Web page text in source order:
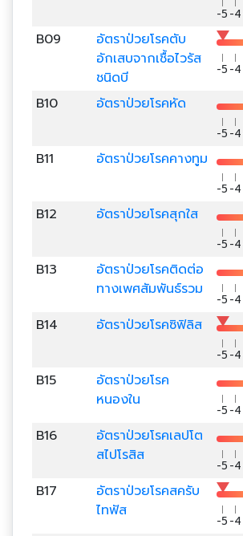
-5 -4
B09
อัตราป่วยโรคตับ
อักเสบจากเชื้อไวรัส
ชนิดบี
-5 -4
B10 อัตราป่วยโรคหัด
-5 -4
B11 อัตราป่วยโรคคางทูม
-5 -4
B12 อัตราป่วยโรคสุกใส
-5 -4
B13
อัตราป่วยโรคติดต่อ
ทางเพศสัมพันธ์รวม
-5 -4
B14 อัตราป่วยโรคซิฟิลิส
-5 -4
B15
อัตราป่วยโรค
หนองใน
-5 -4
B16
อัตราป่วยโรคเลปโต
สไปโรสิส
-5 -4
B17
อัตราป่วยโรคสครับ
ไทฟัส
-5 -4